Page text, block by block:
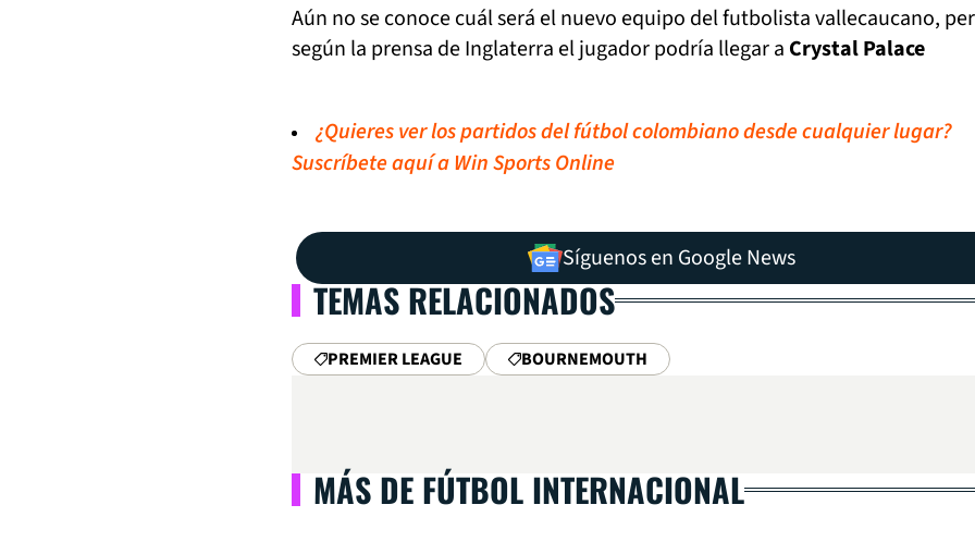
Aún no se conoce cuál será el nuevo equipo del futbolista vallecaucano,
según la prensa de Inglaterra el jugador podría llegar a Crystal Palace
¿Quieres ver los partidos del fútbol colombiano desde cualquier lugar?
Suscríbete aquí a Win Sports Online
Síguenos en Google News
TEMAS RELACIONADOS
PREMIER LEAGUE BOURNEMOUTH
MÁS DE FÚTBOL INTERNACIONAL